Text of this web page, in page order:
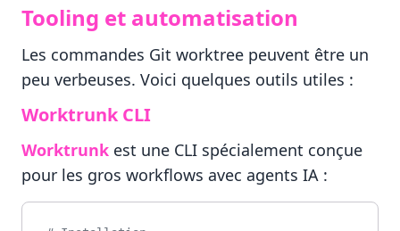
Tooling et automatisation
Les commandes Git worktree peuvent être un
peu verbeuses. Voici quelques outils utiles :
Worktrunk CLI
Worktrunk est une CLI spécialement conçue
pour les gros workflows avec agents IA :